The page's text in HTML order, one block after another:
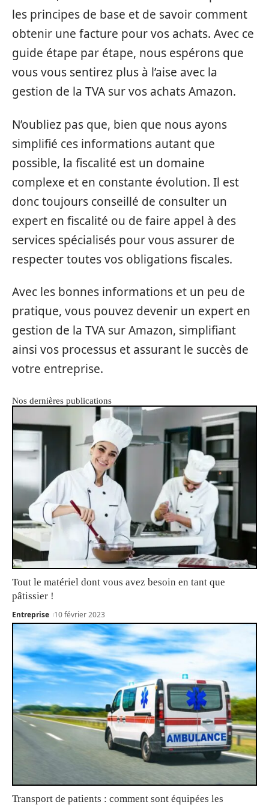
les principes de base et de savoir comment
obtenir une facture pour vos achats. Avec ce
guide étape par étape, nous espérons que
vous vous sentirez plus à l’aise avec la
gestion de la TVA sur vos achats Amazon.
N’oubliez pas que, bien que nous ayons
simplifié ces informations autant que
possible, la fiscalité est un domaine
complexe et en constante évolution. Il est
donc toujours conseillé de consulter un
expert en fiscalité ou de faire appel à des
services spécialisés pour vous assurer de
respecter toutes vos obligations fiscales.
Avec les bonnes informations et un peu de
pratique, vous pouvez devenir un expert en
gestion de la TVA sur Amazon, simplifiant
ainsi vos processus et assurant le succès de
votre entreprise.
Nos dernières publications
Tout le matériel dont vous avez besoin en tant que
pâtissier !
Entreprise 10 février 2023
Transport de patients : comment sont équipées les